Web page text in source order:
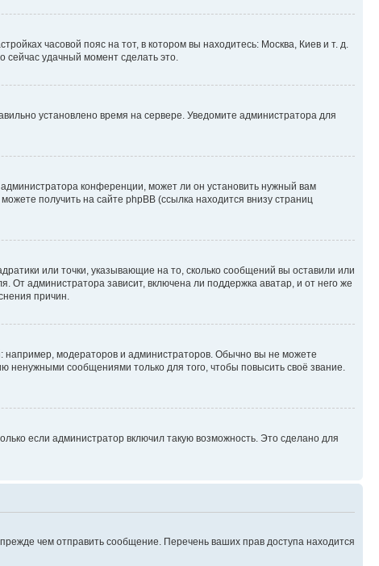
часовой пояс на тот, в котором вы находитесь: Москва, Киев и т. д.
сейчас удачный момент сделать это.
установлено время на сервере. Уведомите администратора для
конференции, может ли он установить нужный вам
получить на сайте phpBB (ссылка находится внизу страниц
или точки, указывающие на то, сколько сообщений вы оставили или
От администратора зависит, включена ли поддержка аватар, и от него же
причин.
модераторов и администраторов. Обычно вы не можете
сообщениями только для того, чтобы повысить своё звание.
если администратор включил такую возможность. Это сделано для
чем отправить сообщение. Перечень ваших прав доступа находится